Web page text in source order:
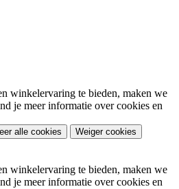
winkelervaring te bieden, maken we
je meer informatie over cookies en
alle cookies Weiger cookies
winkelervaring te bieden, maken we
je meer informatie over cookies en